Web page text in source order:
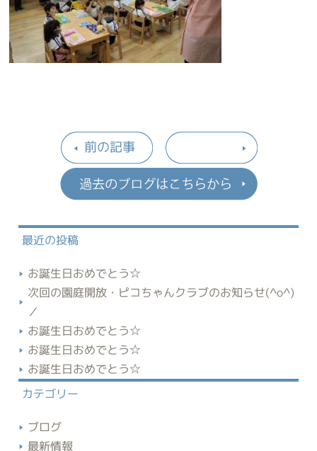
前の記事
最近の投稿
お誕生日おめでとう☆
次回の園庭開放・ピコちゃんクラブのお知らせ(^o^)
／
お誕生日おめでとう☆
お誕生日おめでとう☆
お誕生日おめでとう☆
カテゴリー
ブログ
最新情報